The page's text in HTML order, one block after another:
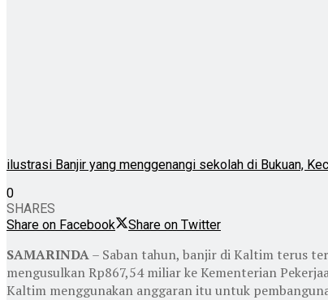
ilustrasi Banjir yang menggenangi sekolah di Bukuan,
0
SHARES
Share on Facebook
Share on Twitter
SAMARINDA– Saban tahun, banjir di Kaltim terus
mengusulkan Rp867,54 miliar ke Kementerian
Kaltim menggunakan anggaran itu untuk